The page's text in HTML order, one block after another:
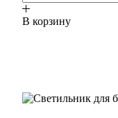
В корзину